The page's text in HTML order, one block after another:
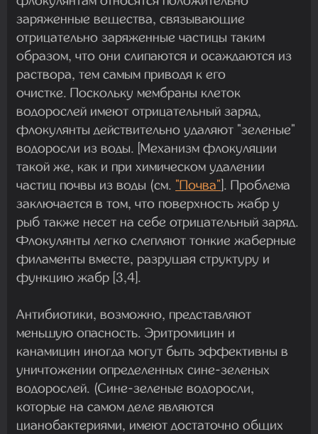
заряженные вещества, связывающие
отрицательно заряженные частицы таким
образом, что они слипаются и осаждаются из
раствора, тем самым приводя к его
очистке. Поскольку мембраны клеток
водорослей имеют отрицательный заряд,
флокулянты действительно удаляют "зеленые"
водоросли из воды. [Механизм флокуляции
такой же, как и при химическом удалении
частиц почвы из воды (см. "Почва"]. Проблема
заключается в том, что поверхность жабр у
рыб также несет на себе отрицательный заряд.
Флокулянты легко слепляют тонкие жаберные
филаменты вместе, разрушая структуру и
функцию жабр [3,4].
Антибиотики, возможно, представляют
меньшую опасность. Эритромицин и
канамицин иногда могут быть эффективны в
уничтожении определенных сине-зеленых
водорослей. (Сине-зеленые водоросли,
которые на самом деле являются
цианобактериями, имеют достаточно общих